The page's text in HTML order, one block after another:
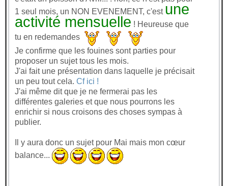
1 seul mois, un NON EVENEMENT, c'est une
activité mensuelle ! Heureuse que
tu en redemandes
Je confirme que les fouines sont parties pour
proposer un sujet tous les mois.
J'ai fait une présentation dans laquelle je précisait
un peu tout cela. Cf ici !
J'ai même dit que je ne fermerai pas les
différentes galeries et que nous pourrons les
enrichir si nous croisons des choses sympas à
publier.
Il y aura donc un sujet pour Mai mais mon cœur
balance...